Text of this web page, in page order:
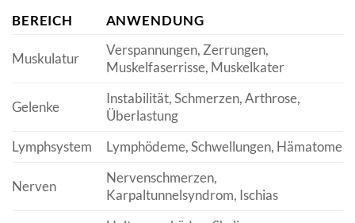
BEREICH ANWENDUNG
Muskulatur
Verspannungen, Zerrungen,
Muskelfaserrisse, Muskelkater
Gelenke
Instabilität, Schmerzen, Arthrose,
Überlastung
Lymphsystem
Lymphödeme, Schwellungen, Hämatome
Nerven
Nervenschmerzen,
Karpaltunnelsyndrom, Ischias